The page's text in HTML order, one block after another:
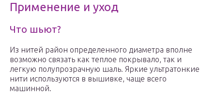
Применение и уход
Что шьют?
Из нитей район определенного диаметра вполне
возможно связать как теплое покрывало, так и
легкую полупрозрачную шаль. Яркие ультратонкие
нити используются в вышивке, чаще всего
машинной.